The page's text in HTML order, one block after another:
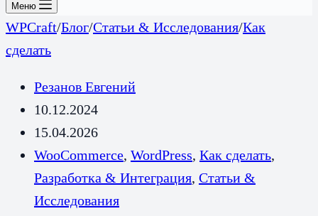
Меню
WPCraft/Блог/Статьи & Исследования/Как
сделать
Резанов Евгений
10.12.2024
15.04.2026
WooCommerce, WordPress, Как сделать,
Разработка & Интеграция, Статьи &
Исследования